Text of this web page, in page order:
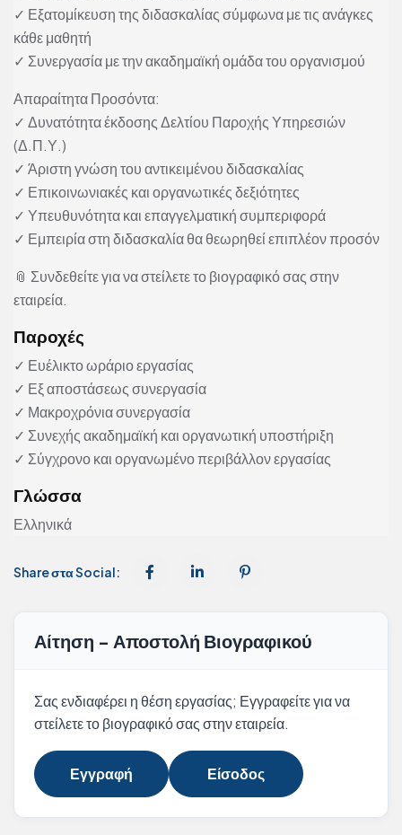
✓ Εξατομίκευση της διδασκαλίας σύμφωνα με τις ανάγκες
κάθε μαθητή
✓ Συνεργασία με την ακαδημαϊκή ομάδα του οργανισμού
Απαραίτητα Προσόντα:
✓ Δυνατότητα έκδοσης Δελτίου Παροχής Υπηρεσιών
(Δ.Π.Υ.)
✓ Άριστη γνώση του αντικειμένου διδασκαλίας
✓ Επικοινωνιακές και οργανωτικές δεξιότητες
✓ Υπευθυνότητα και επαγγελματική συμπεριφορά
✓ Εμπειρία στη διδασκαλία θα θεωρηθεί επιπλέον προσόν
📎 Συνδεθείτε για να στείλετε το βιογραφικό σας στην
εταιρεία.
Παροχές
✓ Ευέλικτο ωράριο εργασίας
✓ Εξ αποστάσεως συνεργασία
✓ Μακροχρόνια συνεργασία
✓ Συνεχής ακαδημαϊκή και οργανωτική υποστήριξη
✓ Σύγχρονο και οργανωμένο περιβάλλον εργασίας
Γλώσσα
Ελληνικά
Share στα Social:
Αίτηση - Αποστολή Βιογραφικού
Σας ενδιαφέρει η θέση εργασίας; Εγγραφείτε για να
στείλετε το βιογραφικό σας στην εταιρεία.
Εγγραφή Είσοδος